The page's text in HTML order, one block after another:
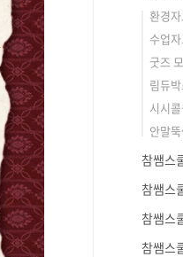
환경
수업
굿즈
림듀
시시
안말
참쌤스
참쌤스
참쌤스
참쌤스